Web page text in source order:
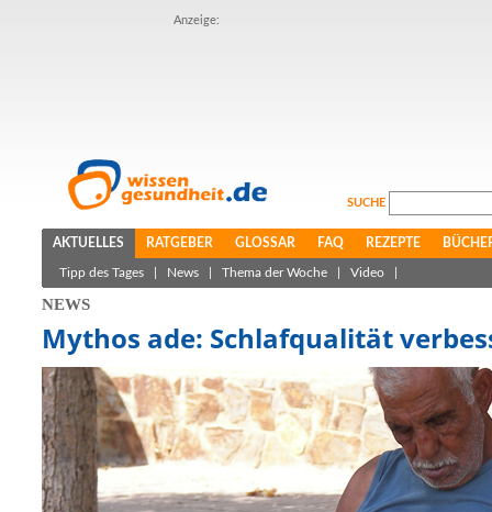
Anzeige:
SUCHE
AKTUELLES RATGEBER GLOSSAR FAQ REZEPTE
Tipp des Tages News Thema der Woche Video
NEWS
Mythos ade: Schlafqualität